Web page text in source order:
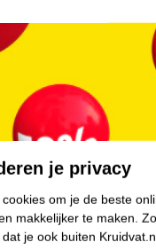
je privacy
om je de beste
makkelijker te maken.
je ook buiten